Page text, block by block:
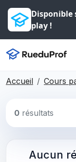
Disponible
play !
Accueil Cours
0 résultats
Aucun